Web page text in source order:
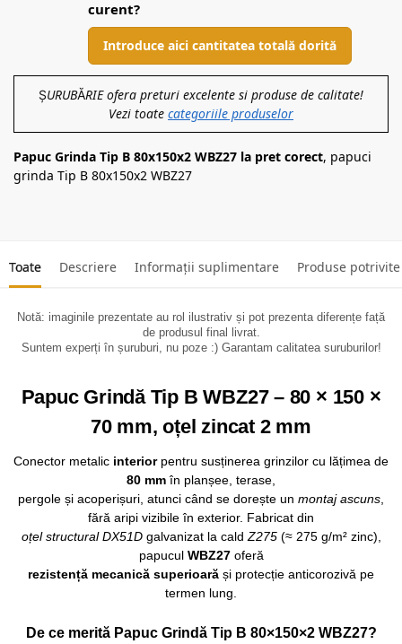
curent?
Introduce aici cantitatea totală dorită
ȘURUBĂRIE ofera preturi excelente si produse de calitate!
Vezi toate categoriile produselor
Papuc Grinda Tip B 80x150x2 WBZ27 la pret corect, papuci
grinda Tip B 80x150x2 WBZ27
Toate Descriere Informații suplimentare Produse potrivite
Notă: imaginile prezentate au rol ilustrativ și pot prezenta diferențe față
de produsul final livrat.
Suntem experți în șuruburi, nu poze :) Garantam calitatea suruburilor!
Papuc Grindă Tip B WBZ27 – 80 × 150 ×
70 mm, oțel zincat 2 mm
Conector metalic interiorpentru susținerea grinzilor cu lățimea de
80 mmîn planșee, terase,
pergole și acoperișuri, atunci când se dorește un montaj ascuns
fără aripi vizibile în exterior. Fabricat din
oțel structural DX51Dgalvanizat la cald Z275(≈ 275 g/m² zinc),
papucul WBZ27oferă
rezistență mecanică superioară și protecție anticorozivă pe
termen lung.
De ce merită Papuc Grindă Tip B 80×150×2 WBZ27?